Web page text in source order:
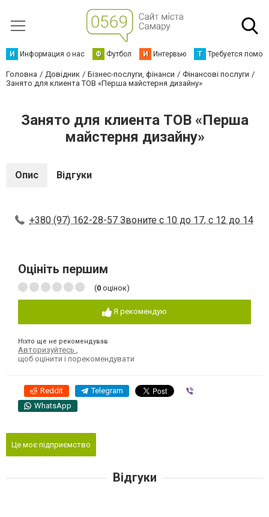
И Информация о нас Ф Футбол И Интервью Т Требуется
Головна Довідник Бізнес-послуги, фінанси
Фінансові послуги
Занято для клиента ТОВ «Перша майстерня дизайну»
Занято для клиента ТОВ «Перша
майстерня дизайну»
Опис Відгуки
+380 (97) 162-28-57 Звоните с 10 до 17, с 12 до 14
Оцініть першим
(0 оцінок)
Я рекомендую
Ніхто ще не рекомендував
Авторизуйтесь
щоб оцінити і порекомендувати
Reddit Telegram
WhatsApp
Це моє підприємство
Відгуки